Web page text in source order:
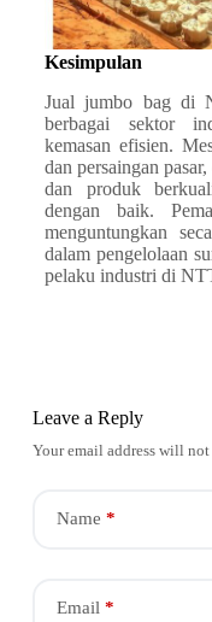
Kesimpulan
Jual jumbo bag di
berbagai sektor
kemasan efisien.
dan persaingan
dan produk
dengan baik.
menguntungkan
dalam pengelolaan
pelaku industri di
Leave a Reply
Your email address will not
Name *
Email *